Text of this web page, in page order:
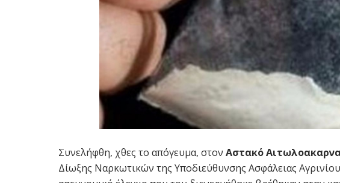
Συνελήφθη, χθες το απόγευμα, στον Αστακό
Δίωξης Ναρκωτικών της Υποδιεύθυνσης Ασφάλειας